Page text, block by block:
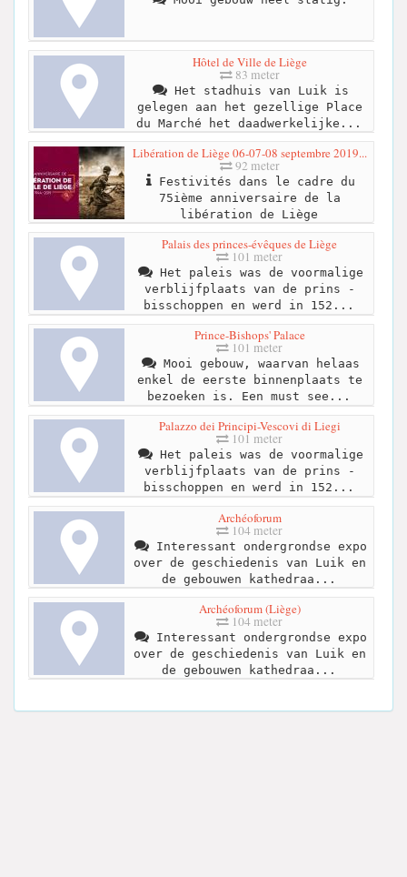
Hôtel de Ville de Liège
83 meter
Het stadhuis van Luik is
gelegen aan het gezellige Place
du Marché het daadwerkelijke...
Libération de Liège 06-07-08 septembre 2019...
92 meter
Festivités dans le cadre du
75ième anniversaire de la
libération de Liège
Palais des princes-évêques de Liège
101 meter
Het paleis was de voormalige
verblijfplaats van de prins -
bisschoppen en werd in 152...
Prince-Bishops' Palace
101 meter
Mooi gebouw, waarvan helaas
enkel de eerste binnenplaats te
bezoeken is. Een must see...
Palazzo dei Principi-Vescovi di Liegi
101 meter
Het paleis was de voormalige
verblijfplaats van de prins -
bisschoppen en werd in 152...
Archéoforum
104 meter
Interessant ondergrondse expo
over de geschiedenis van Luik en
de gebouwen kathedraa...
Archéoforum (Liège)
104 meter
Interessant ondergrondse expo
over de geschiedenis van Luik en
de gebouwen kathedraa...